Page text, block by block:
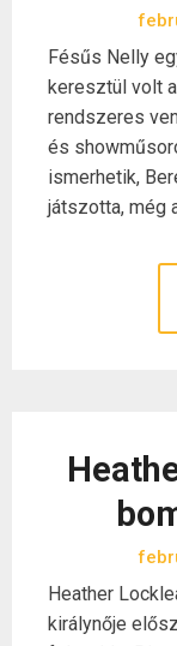
Fésűs Nelly
keresztül volt
rendszeres
és
ismerhetik,
játszotta, még
Heather
királynője